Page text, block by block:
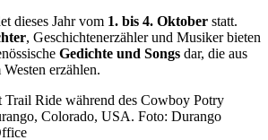
dieses Jahr vom 1. bis 4. Oktober statt.
, Geschichtenerzähler und Musiker bieten
Gedichte und Songs dar, die aus
erzählen.